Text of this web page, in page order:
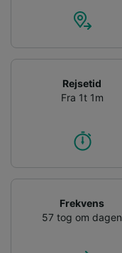
Rejsetid
Fra 1t 1m
Frekvens
57 tog om dagen